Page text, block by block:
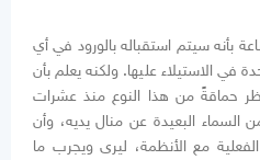
بأنه سيتم استقباله بالورود في أي
في الاستيلاء عليها. ولكنه يعلم بأن
حماقةً من هذا النوع منذ عشرات
السماء البعيدة عن منال يديه، وأن
مع الأنظمة، ليرى ويجرب ما